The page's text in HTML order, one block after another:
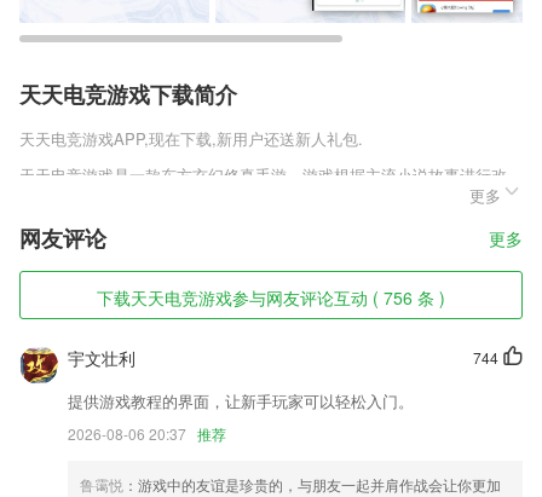
天天电竞游戏下载简介
天天电竞游戏APP,现在下载,新用户还送新人礼包.
天天电竞游戏是一款东方玄幻修真手游，游戏根据主流小说故事进行改
编，在这里你可以体验到真实的修仙玩法，一步步地提升自己的修为，然
后经历渡劫飞升，通过各种方法慢慢地完成逆袭，海量的主线任务剧情等
你来探索，喜欢的话一定不要错过。
天天电竞游戏软件特色
1,所有当地最新的动态看点都有，用户们可以线上互动，打造良好的城
市。
2,一键分享：qq空间、微信好友、朋友圈、QQ好友、腾讯微博等各大社
交平台，均可轻松一键分享，让你引领朋友们中的新潮流!
3,正规办理
4,简单易用，快速上手操作
更多
网友评论 更多
下载天天电竞游戏参与网友评论互动 ( 756 条 )
744
宇文壮利
提供游戏教程的界面，让新手玩家可以轻松入门。
2026-08-06 20:37 推荐
鲁霭悦 ：游戏中的友谊是珍贵的，与朋友一起并肩作战会让你更加